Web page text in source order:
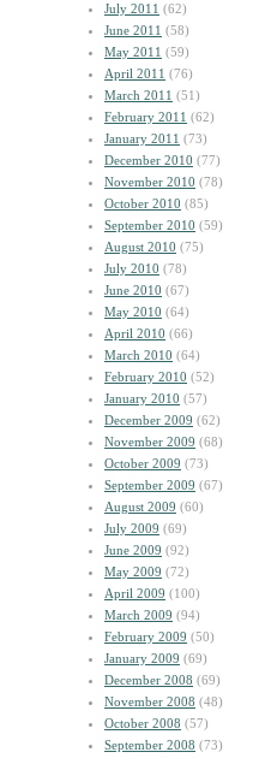
July 2011 (62)
June 2011 (58)
May 2011 (59)
April 2011 (76)
March 2011 (51)
February 2011 (62)
January 2011 (73)
December 2010 (77)
November 2010 (78)
October 2010 (85)
September 2010 (59)
August 2010 (75)
July 2010 (78)
June 2010 (67)
May 2010 (64)
April 2010 (66)
March 2010 (64)
February 2010 (52)
January 2010 (57)
December 2009 (62)
November 2009 (68)
October 2009 (73)
September 2009 (67)
August 2009 (60)
July 2009 (69)
June 2009 (92)
May 2009 (72)
April 2009 (100)
March 2009 (94)
February 2009 (50)
January 2009 (69)
December 2008 (69)
November 2008 (48)
October 2008 (57)
September 2008 (73)